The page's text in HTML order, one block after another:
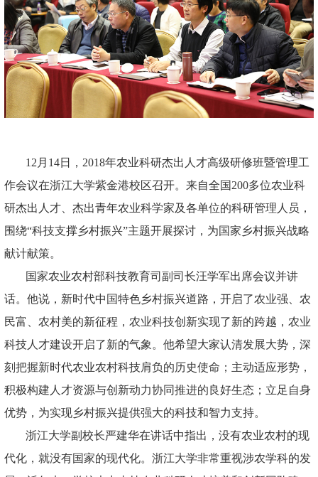
12月14日，2018年农业科研杰出人才高级研修班暨管理工
作会议在浙江大学紫金港校区召开。来自全国200多位农业科
研杰出人才、杰出青年农业科学家及各单位的科研管理人员，
围绕“科技支撑乡村振兴”主题开展探讨，为国家乡村振兴战略
献计献策。
国家农业农村部科技教育司副司长汪学军出席会议并讲
话。他说，新时代中国特色乡村振兴道路，开启了农业强、农
民富、农村美的新征程，农业科技创新实现了新的跨越，农业
科技人才建设开启了新的气象。他希望大家认清发展大势，深
刻把握新时代农业农村科技肩负的历史使命；主动适应形势，
积极构建人才资源与创新动力协同推进的良好生态；立足自身
优势，为实现乡村振兴提供强大的科技和智力支持。
浙江大学副校长严建华在讲话中指出，没有农业农村的现
代化，就没有国家的现代化。浙江大学非常重视涉农学科的发